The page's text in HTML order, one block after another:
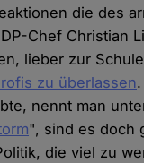
die des
Chef Christian
lieber zur
zu überlassen
nennt man
", sind es doch
die viel zu